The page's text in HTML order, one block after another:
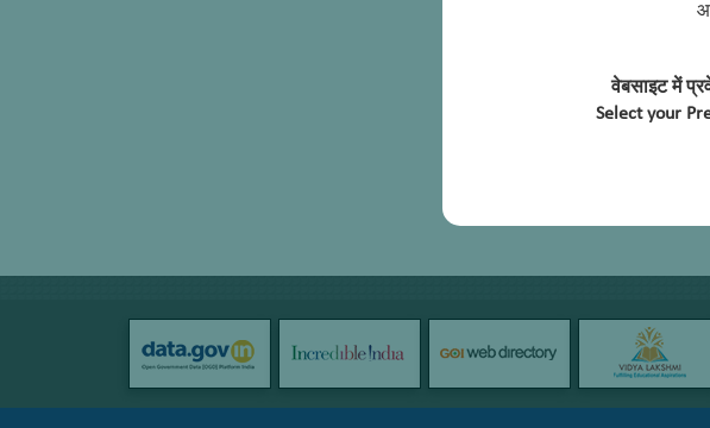
वेबसाइट में
Select your